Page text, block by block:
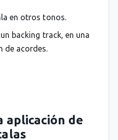
en otros tonos.
backing track, en una
de acordes.
aplicación de